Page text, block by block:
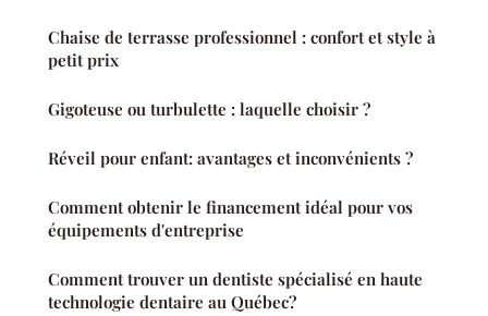
Chaise de terrasse professionnel : confort et style à
petit prix
Gigoteuse ou turbulette : laquelle choisir ?
Réveil pour enfant: avantages et inconvénients ?
Comment obtenir le financement idéal pour vos
équipements d'entreprise
Comment trouver un dentiste spécialisé en haute
technologie dentaire au Québec?